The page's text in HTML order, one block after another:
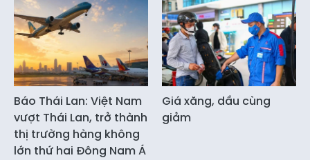
Báo Thái Lan: Việt Nam
vượt Thái Lan, trở thành
thị trường hàng không
lớn thứ hai Đông Nam Á
Giá xăng, dầu cùng
giảm